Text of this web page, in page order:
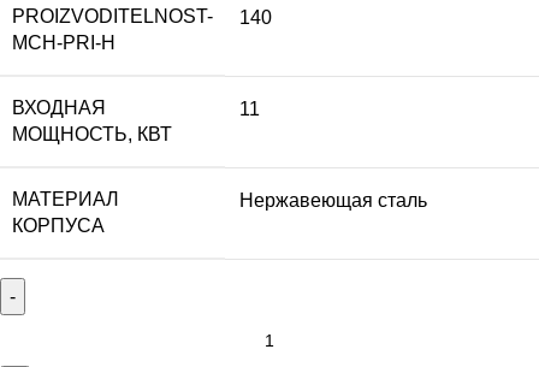
PROIZVODITELNOST-
MCH-PRI-H
140
ВХОДНАЯ
МОЩНОСТЬ, КВТ
11
МАТЕРИАЛ
КОРПУСА
Нержавеющая сталь